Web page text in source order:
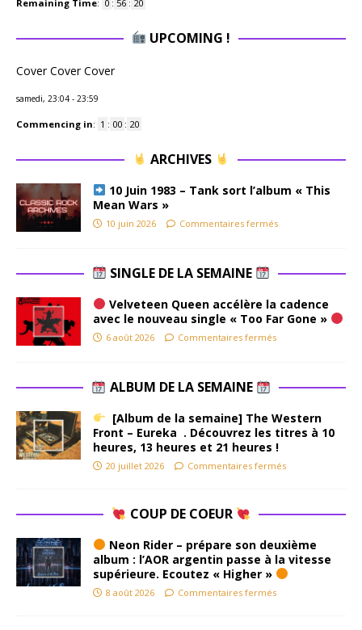
Remaining Time: 0 : 56 : 19
UPCOMING !
Cover Cover Cover
samedi, 23:04 - 23:59
Commencing in: 1 : 00 : 19
ARCHIVES
10 Juin 1983 – Tank sort l’album « This
Mean Wars »
10 juin 2026 Commentaires fermés
SINGLE DE LA SEMAINE
Velveteen Queen accélère la cadence
avec le nouveau single « Too Far Gone »
6 août 2026 Commentaires fermés
ALBUM DE LA SEMAINE
[Album de la semaine] The Western
Front – Eureka . Découvrez les titres à 10
heures, 13 heures et 21 heures !
20 juillet 2026 Commentaires fermés
COUP DE COEUR
Neon Rider – prépare son deuxième
album : l’AOR argentin passe à la vitesse
supérieure. Ecoutez « Higher »
8 août 2026 Commentaires fermés